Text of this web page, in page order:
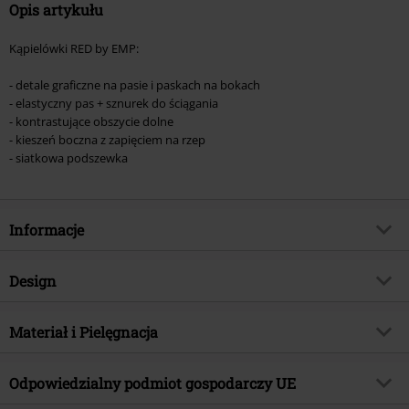
Opis artykułu
Kąpielówki RED by EMP:
- detale graficzne na pasie i paskach na bokach
- elastyczny pas + sznurek do ściągania
- kontrastujące obszycie dolne
- kieszeń boczna z zapięciem na rzep
- siatkowa podszewka
Informacje
Numer artykułu
Brand
Kategoria produktu
Basics
Design
Rodzaj artykułu
Kolor
ciemnoniebieski
Materiał i Pielęgnacja
Materiał wierzchni
100% poliester
Odpowiedzialny podmiot gospodarczy UE